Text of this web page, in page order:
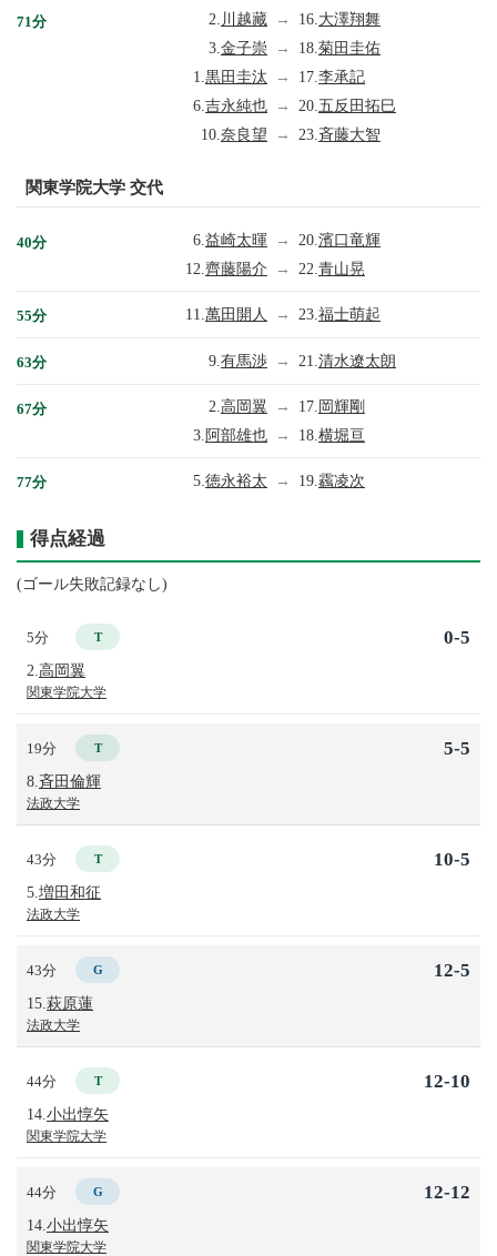
71分 2. 川越藏 → 16. 大澤翔舞
3. 金子崇 → 18. 菊田圭佑
1. 黒田圭汰 → 17. 李承記
6. 吉永純也 → 20. 五反田拓巳
10. 奈良望 → 23. 斉藤大智
関東学院大学 交代
40分 6. 益崎太暉 → 20. 濱口竜輝
12. 齊藤陽介 → 22. 青山晃
55分 11. 萬田開人 → 23. 福士萌起
63分 9. 有馬渉 → 21. 清水遼太朗
67分 2. 高岡翼 → 17. 岡輝剛
3. 阿部雄也 → 18. 横堀亘
77分 5. 徳永裕太 → 19. 靏凌次
得点経過
(ゴール失敗記録なし)
5分 T
2. 高岡翼
関東学院大学
0-5
19分 T
8. 斉田倫輝
法政大学
5-5
43分 T
5. 増田和征
法政大学
10-5
43分 G
15. 萩原蓮
法政大学
12-5
44分 T
14. 小出惇矢
関東学院大学
12-10
44分 G
14. 小出惇矢
関東学院大学
12-12